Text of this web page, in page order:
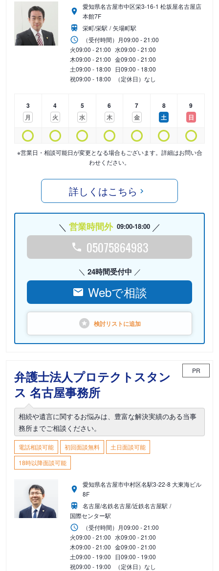
愛知県名古屋市中区栄3-16-1 松坂屋名古屋店
本館7F
栄町/栄駅
矢場町駅
（受付時間） 月09:00 - 21:00
火09:00 - 21:00 水09:00 - 21:00
木09:00 - 21:00 金09:00 - 21:00
土09:00 - 18:00 日09:00 - 18:00
祝09:00 - 18:00 （定休日）なし
3
月
4
火
5
水
6
木
7
金
8
土
9
日
※営業日・相談可能日が変更となる場合もございます。詳細はお問い合
わせください。
詳しくはこちら
営業時間外 09:00-18:00
05075864983
24時間受付中
Webで相談
検討リストに追加
弁護士法人プロテクトスタン
ス 名古屋事務所
PR
相続や遺言に関するお悩みは、豊富な解決実績のある当事
務所までご相談ください。
電話相談可能 初回面談無料
土日面談可能
18時以降面談可能
愛知県名古屋市中村区名駅3-22-8 大東海ビル
8F
名古屋/名鉄名古屋/近鉄名古屋駅
国際センター駅
（受付時間） 月09:00 - 21:00
火09:00 - 21:00 水09:00 - 21:00
木09:00 - 21:00 金09:00 - 21:00
土09:00 - 19:00 日09:00 - 19:00
祝09:00 - 19:00 （定休日）なし